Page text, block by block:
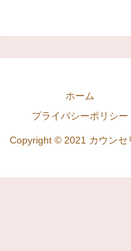
ホーム
プライバシーポリシー
Copyright © 2021 カウンセ